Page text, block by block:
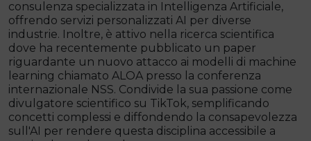
consulenza specializzata in Intelligenza Artificiale,
offrendo servizi personalizzati AI per diverse
industrie. Inoltre, è attivo nella ricerca scientifica
dove ha recentemente pubblicato un paper
riguardante un nuovo attacco ai modelli di machine
learning chiamato ALOA presso la conferenza
internazionale NSS. Condivide la sua passione come
divulgatore scientifico su TikTok, semplificando
concetti complessi e diffondendo la consapevolezza
sull'AI per rendere questa disciplina accessibile a